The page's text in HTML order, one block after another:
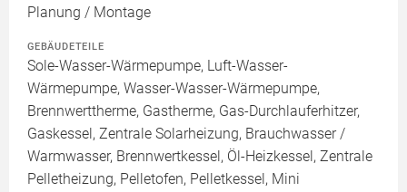
Planung / Montage
GEBÄUDETEILE
Sole-Wasser-Wärmepumpe, Luft-Wasser-
Wärmepumpe, Wasser-Wasser-Wärmepumpe,
Brennwerttherme, Gastherme, Gas-Durchlauferhitzer,
Gaskessel, Zentrale Solarheizung, Brauchwasser /
Warmwasser, Brennwertkessel, Öl-Heizkessel, Zentrale
Pelletheizung, Pelletofen, Pelletkessel, Mini